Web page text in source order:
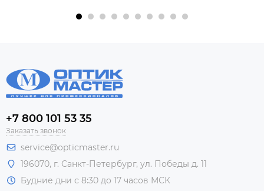
+7 800 101 53 35
Заказать звонок
service@opticmaster.ru
196070, г. Санкт-Петербург, ул. Победы д. 11
Будние дни с 8:30 до 17 часов МСК